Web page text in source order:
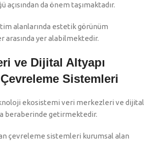
açısından da önem taşımaktadır.
alanlarında estetik görünüm
arasında yer alabilmektedir.
ve Dijital Altyapı
Sistemleri
ekosistemi veri merkezleri ve dijital
beraberinde getirmektedir.
çevreleme sistemleri kurumsal alan